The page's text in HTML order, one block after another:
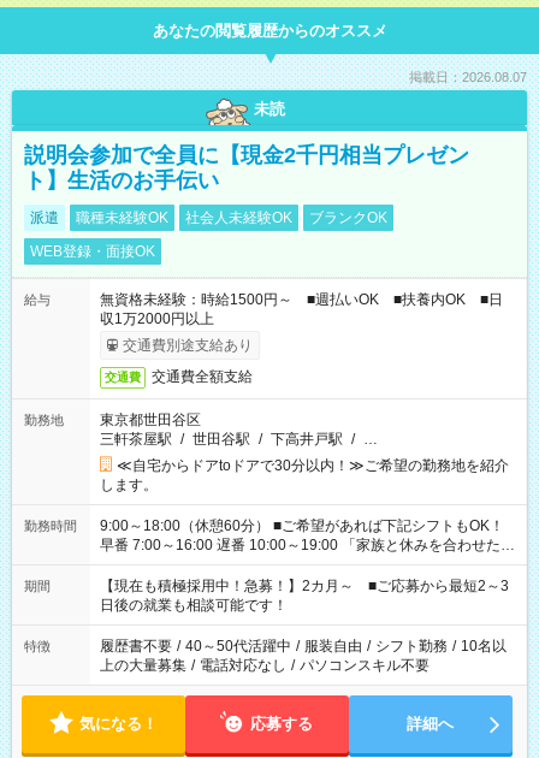
あなたの閲覧履歴からのオススメ
掲載日：2026.08.07
未読
説明会参加で全員に【現金2千円相当プレゼン
ト】生活のお手伝い
派遣 職種未経験OK 社会人未経験OK
ブランクOK
WEB登録・面接OK
給与
無資格未経験：時給1500円～ ■週払いOK ■扶養内OK ■日
収1万2000円以上
交通費別途支給あり
交通費 交通費全額支給
勤務地
東京都世田谷区
三軒茶屋駅 / 世田谷駅 / 下高井戸駅 / …
≪自宅からドアtoドアで30分以内！≫ご希望の勤務地を紹介
します。
勤務時間
9:00～18:00（休憩60分） ■ご希望があれば下記シフトもOK！
早番 7:00～16:00 遅番 10:00～19:00 「家族と休みを合わせた
い」 「余裕を持って夕飯の準備がしたい」 「できれば残業はし
たくない」 など、ご希望を教えてくださいね。 ※Wワーク希望
の方へ 今ご覧のお仕事で希望する勤務時間と、もう1つのお仕事
の勤務時間。 合計で週40時間を超える場合は応募できません。
期間
【現在も積極採用中！急募！】2カ月～ ■ご応募から最短2～3
日後の就業も相談可能です！
特徴 履歴書不要 / 40～50代活躍中 / 服装自由 / シフト勤務 / 10名以
上の大量募集 / 電話対応なし / パソコンスキル不要
気になる！ 応募する 詳細へ